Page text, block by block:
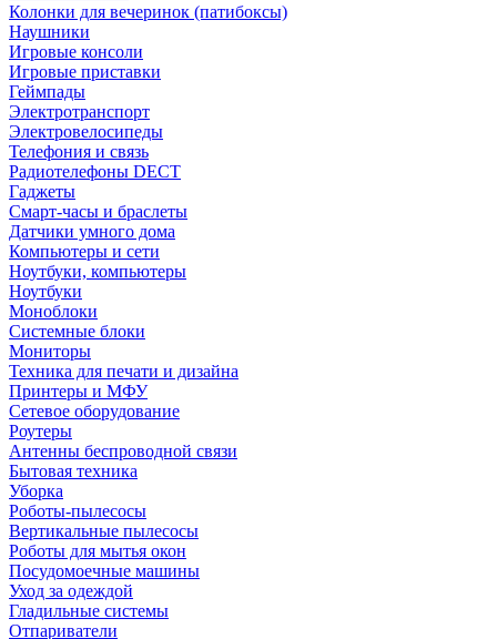
Колонки для вечеринок (патибоксы)
Наушники
Игровые консоли
Игровые приставки
Геймпады
Электротранспорт
Электровелосипеды
Телефония и связь
Радиотелефоны DECT
Гаджеты
Смарт-часы и браслеты
Датчики умного дома
Компьютеры и сети
Ноутбуки, компьютеры
Ноутбуки
Моноблоки
Системные блоки
Мониторы
Техника для печати и дизайна
Принтеры и МФУ
Сетевое оборудование
Роутеры
Антенны беспроводной связи
Бытовая техника
Уборка
Роботы-пылесосы
Вертикальные пылесосы
Роботы для мытья окон
Посудомоечные машины
Уход за одеждой
Гладильные системы
Отпариватели